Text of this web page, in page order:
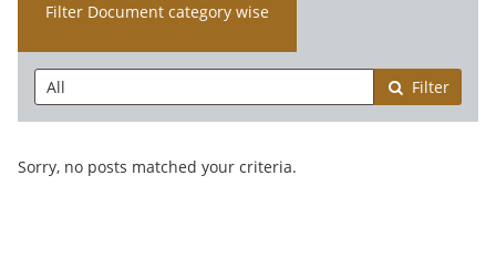
Filter Document category wise
Filter
Sorry, no posts matched your criteria.